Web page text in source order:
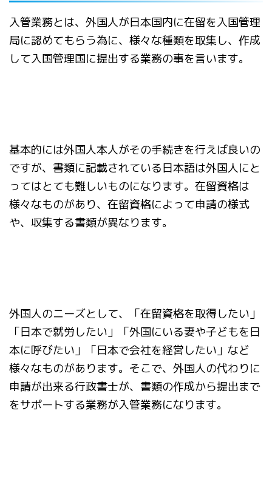
入管業務とは、外国人が日本国内に在留を入国管理
局に認めてもらう為に、様々な種類を取集し、作成
して入国管理国に提出する業務の事を言います。
基本的には外国人本人がその手続きを行えば良いの
ですが、書類に記載されている日本語は外国人にと
ってはとても難しいものになります。在留資格は
様々なものがあり、在留資格によって申請の様式
や、収集する書類が異なります。
外国人のニーズとして、「在留資格を取得したい」
「日本で就労したい」「外国にいる妻や子どもを日
本に呼びたい」「日本で会社を経営したい」など
様々なものがあります。そこで、外国人の代わりに
申請が出来る行政書士が、書類の作成から提出まで
をサポートする業務が入管業務になります。